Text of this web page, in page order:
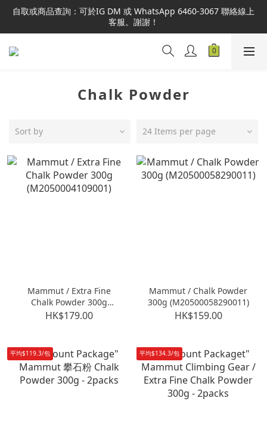
本網站為港澳地區指定總代理官方直營，全店商品均為正品正貨，
並享售後服務，敬請安心選購。
自取或商品查詢：可於IG DM 或 WhatsApp 6460-3067 聯絡線上
客服。謝謝！
本網站為港澳地區指定總代理官方直營，全店商品均為正品正貨，
並享售後服務，敬請安心選購。
Chalk Powder
Sort by 24 Items per page
Mammut / Extra Fine
Chalk Powder 300g
(M2050004109001)
HK$179.00
Mammut / Chalk Powder
300g (M20500058290011)
HK$159.00
平均$119.3/包 平均$134.3/包